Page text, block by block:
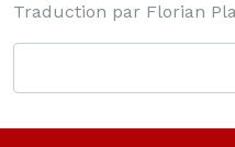
Traduction par Florian